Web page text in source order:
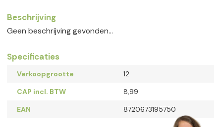
Beschrijving
Geen beschrijving gevonden...
Specificaties
Verkoopgrootte
12
CAP incl. BTW
8,99
EAN
8720673195750